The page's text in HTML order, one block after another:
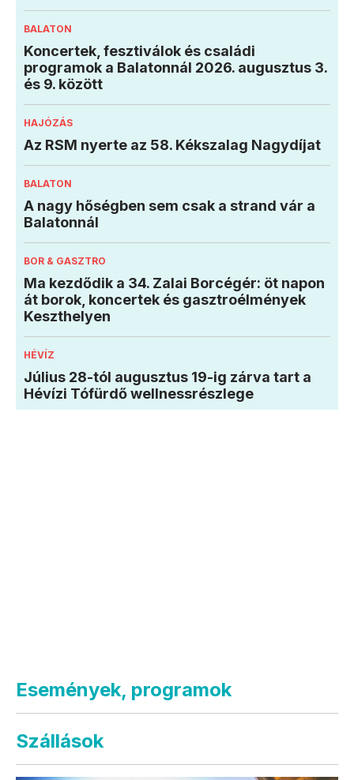
BALATON
Koncertek, fesztiválok és családi
programok a Balatonnál 2026. augusztus 3.
és 9. között
HAJÓZÁS
Az RSM nyerte az 58. Kékszalag Nagydíjat
BALATON
A nagy hőségben sem csak a strand vár a
Balatonnál
BOR & GASZTRO
Ma kezdődik a 34. Zalai Borcégér: öt napon
át borok, koncertek és gasztroélmények
Keszthelyen
HÉVÍZ
Július 28-tól augusztus 19-ig zárva tart a
Hévízi Tófürdő wellnessrészlege
Események, programok
Szállások